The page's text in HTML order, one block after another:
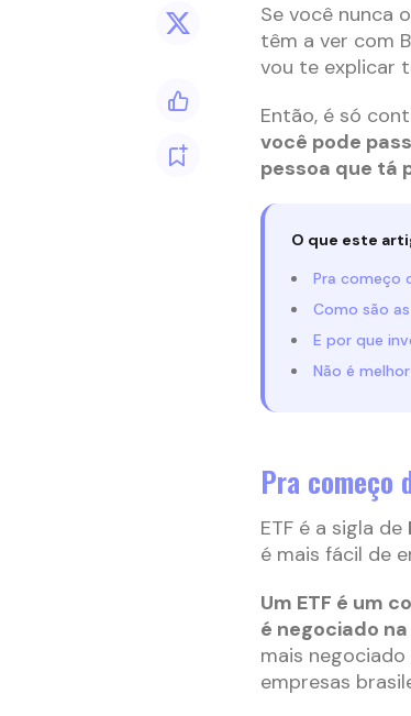
Se você nunca
têm a ver com
vou te explicar
Então, é só
você pode
pessoa que tá
O que este
Pra começo
Como são
E por que
Não é
Pra começo
ETF é a sigla de
é mais fácil de
Um ETF é um
é negociado
mais
empresas